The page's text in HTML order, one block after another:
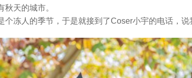
天的城市。
冻人的季节，于是就接到了Coser小宇的电话，说